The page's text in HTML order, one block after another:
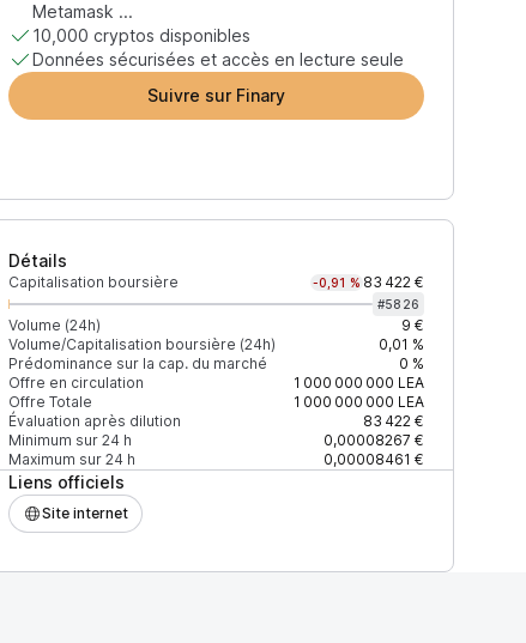
Metamask ...
10,000 cryptos disponibles
Données sécurisées et accès en lecture seule
Suivre sur Finary
Détails
Capitalisation boursière -0,91 % 83 422 €
#5826
Volume (24h)
9 €
Volume/Capitalisation boursière (24h)
0,01 %
Prédominance sur la cap. du marché
0 %
Offre en circulation
1 000 000 000 LEA
Offre Totale
1 000 000 000 LEA
Évaluation après dilution
83 422 €
Minimum sur 24 h
0,00008267 €
Maximum sur 24 h
0,00008461 €
Liens officiels
Site internet
% du volume Confiance Mis à jour
100 %